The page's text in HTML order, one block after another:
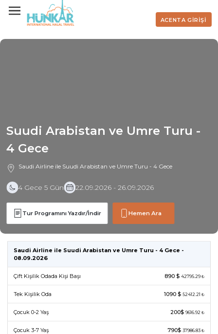
ACENTA GİRİŞİ
Suudi Arabistan ve Umre Turu -
4 Gece
Saudi Airline ile Suudi Arabistan ve Umre Turu - 4 Gece
4 Gece 5 Gün 22.09.2026 - 26.09.2026
Tur Programını Yazdır/İndir Hemen Ara
Saudi Airline ile Suudi Arabistan ve Umre Turu - 4 Gece -
08.09.2026
Çift Kişilik Odada Kişi Başı 890 $ 42795.29 ₺
Tek Kişilik Oda 1090 $ 52412.21 ₺
Çocuk 0-2 Yaş 200$ 9616.92 ₺
Çocuk 3-7 Yaş 790$ 37986.83 ₺